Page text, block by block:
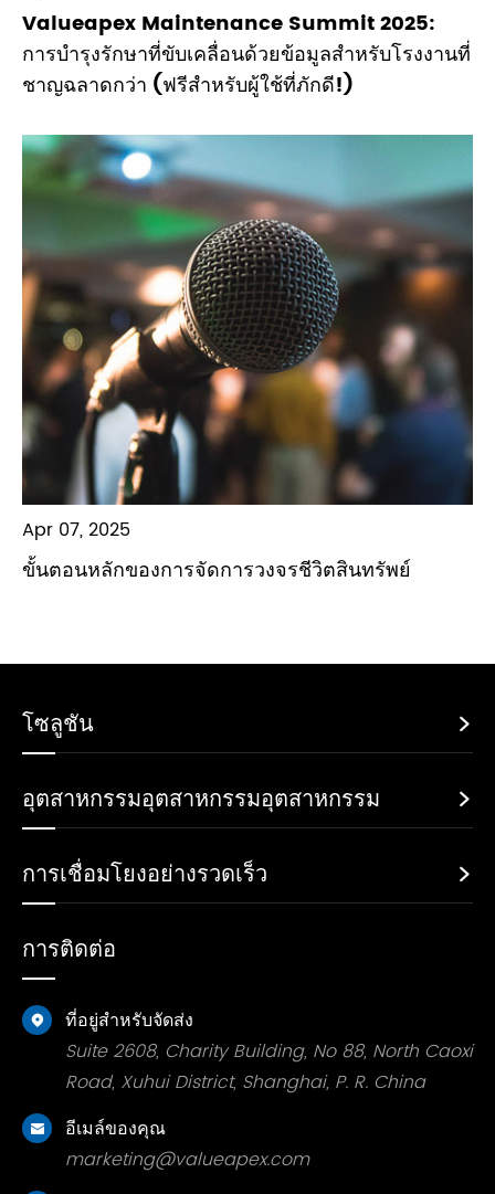
Valueapex Maintenance Summit 2025:
การบำรุงรักษาที่ขับเคลื่อนด้วยข้อมูลสำหรับโรงงานที่
ชาญฉลาดกว่า (ฟรีสำหรับผู้ใช้ที่ภักดี!)
Apr 07, 2025
ขั้นตอนหลักของการจัดการวงจรชีวิตสินทรัพย์
โซลูชัน 
อุตสาหกรรมอุตสาหกรรมอุตสาหกรรม 
การเชื่อมโยงอย่างรวดเร็ว 
การติดต่อ

ที่อยู่สำหรับจัดส่ง
Suite 2608, Charity Building, No 88, North Caoxi
Road, Xuhui District, Shanghai, P. R. China

อีเมล์ของคุณ
marketing@valueapex.com